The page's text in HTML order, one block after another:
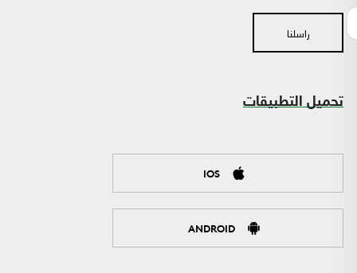
راسلنا
تحميل التطبيقات
IOS
ANDROID